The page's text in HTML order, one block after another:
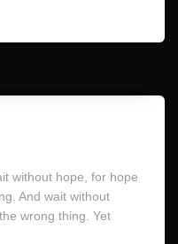
without hope, for hope
And wait without
wrong thing. Yet